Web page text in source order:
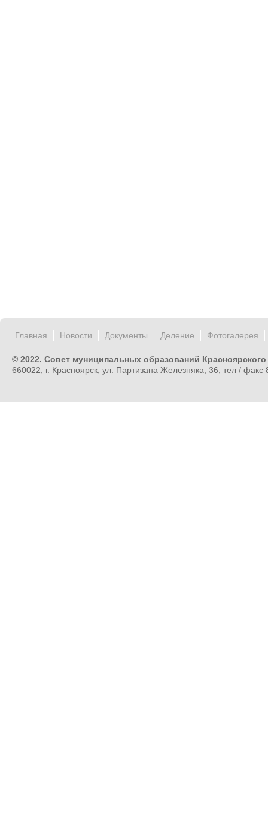
Главная Новости Документы Деление Фотогалерея
© 2022. Совет муниципальных образований Красноярского
660022, г. Красноярск, ул. Партизана Железняка, 36, тел /